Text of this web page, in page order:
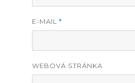
E-MAIL*
WEBOVÁ STRÁNKA